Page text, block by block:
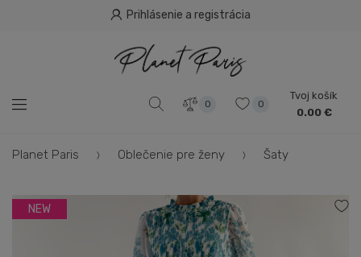
Prihlásenie a registrácia
0 0
Tvoj košík
0.00 €
Planet Paris Oblečenie pre ženy Šaty
NEW